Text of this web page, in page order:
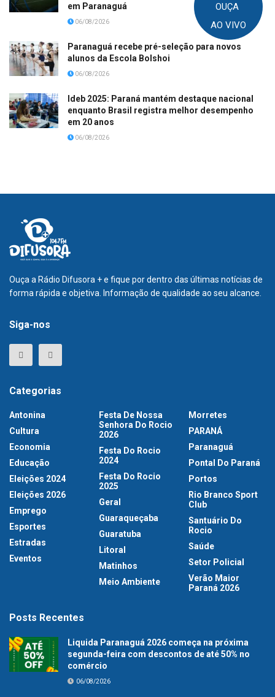
OUÇA
AO VIVO
em Paranaguá
06/08/2026
Paranaguá recebe pré-seleção para novos
alunos da Escola Bolshoi
06/08/2026
Ideb 2025: Paraná mantém destaque nacional
enquanto Brasil registra melhor desempenho
em 20 anos
06/08/2026
Ouça a Rádio Difusora + e fique por dentro das últimas notícias de
forma rápida e objetiva. Informação de qualidade ao seu alcance.
Siga-nos
Categorias
Antonina
Cultura
Economia
Educação
Eleições 2024
Eleições 2026
Emprego
Esportes
Estradas
Eventos
Festa De Nossa
Senhora Do Rocio
2026
Festa Do Rocio
2024
Festa Do Rocio
2025
Geral
Guaraqueçaba
Guaratuba
Litoral
Matinhos
Meio Ambiente
Morretes
PARANÁ
Paranaguá
Pontal Do Paraná
Portos
Rio Branco Sport
Club
Santuário Do
Rocio
Saúde
Setor Policial
Verão Maior
Paraná 2026
Posts Recentes
Liquida Paranaguá 2026 começa na próxima
segunda-feira com descontos de até 50% no
comércio
06/08/2026